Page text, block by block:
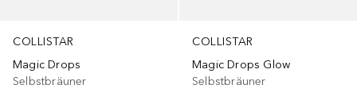
COLLISTAR
Magic Drops
Selbstbräuner
COLLISTAR
Magic Drops Glow
Selbstbräuner